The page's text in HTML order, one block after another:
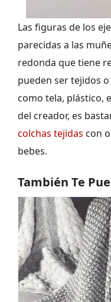
Las figuras de los
parecidas a las
redonda que tiene
pueden ser tejidos
como tela, plástico,
del creador, es
colchas tejidas con
bebes.
También Te